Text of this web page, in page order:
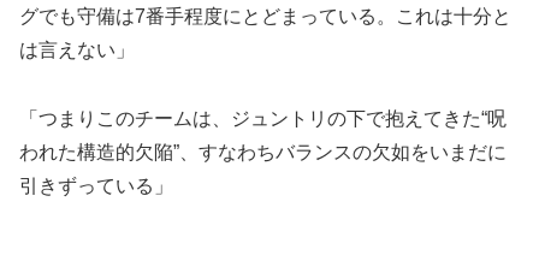
グでも守備は7番手程度にとどまっている。これは十分と
は言えない」
「つまりこのチームは、ジュントリの下で抱えてきた“呪
われた構造的欠陥”、すなわちバランスの欠如をいまだに
引きずっている」